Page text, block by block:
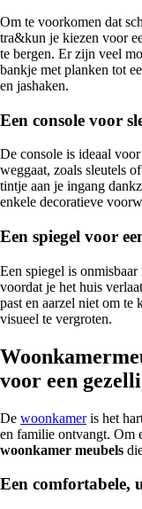
Om te voorkomen dat
tra&kun je kiezen voor
te bergen. Er zijn veel
bankje met planken tot
en jashaken.
Een console voor
De console is ideaal
weggaat, zoals sleutels
tintje aan je ingang
enkele decoratieve
Een spiegel voor
Een spiegel is
voordat je het huis
past en aarzel niet om te
visueel te vergroten.
voor een
De woonkameris het
en familie ontvangt. Om
woonkamer meubels
Een comfortabele,